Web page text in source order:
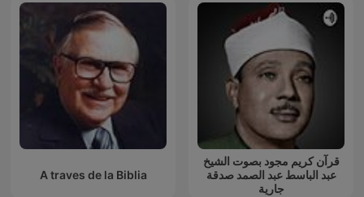
A traves de la Biblia
قرآن كريم مجود بصوت الشيخ
عبد الباسط عبد الصمد صدقة
جارية